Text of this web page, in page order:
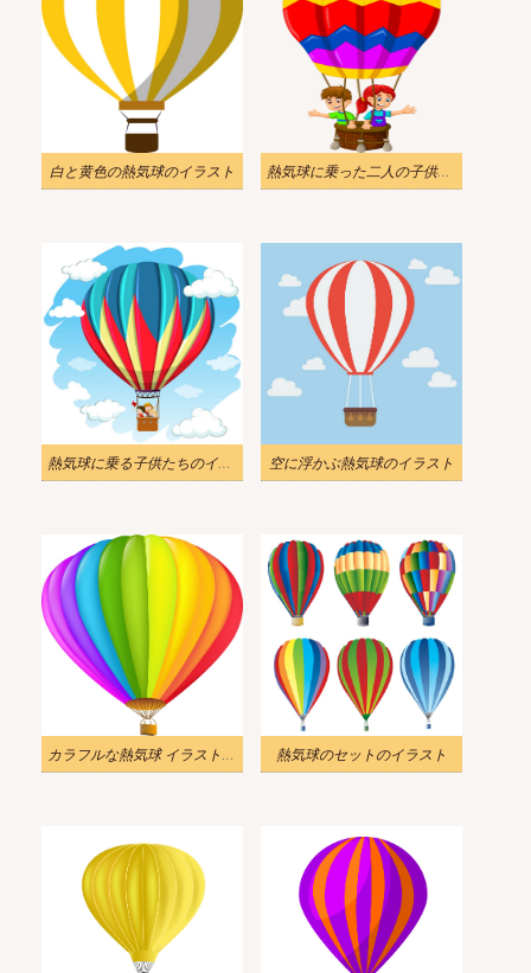
白と黄色の熱気球のイラスト 熱気球に乗った二人の子供のイラスト PNG 透過
熱気球に乗る子供たちのイラスト 空に浮かぶ熱気球のイラスト
カラフルな熱気球 イラスト無料 熱気球のセットのイラスト